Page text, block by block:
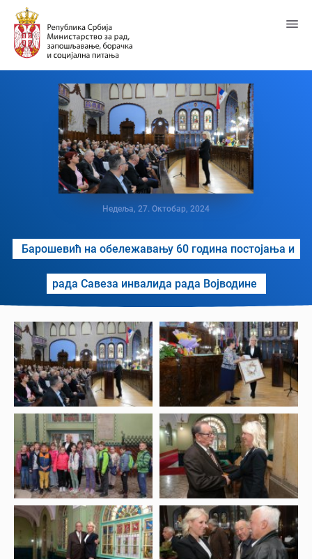
Пређи
главни
садржај
Недеља, 27. Октобар, 2024
Барошевић на обележавању 60 година постојања и
рада Савеза инвалида рада Војводине